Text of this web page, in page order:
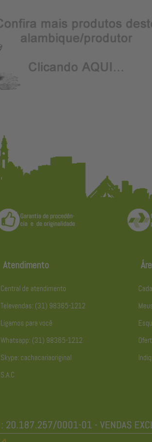
Atendimento
Central de atendimento
Televendas: (31) 98365-1212
Ligamos para você
Whatsapp: (31) 98365-1212
Skype: cachacariaoriginal
S.A.C